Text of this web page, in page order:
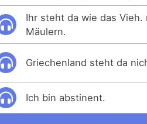
Ihr steht da wie das Vieh.
Mäulern.
Griechenland steht da
Ich bin abstinent.